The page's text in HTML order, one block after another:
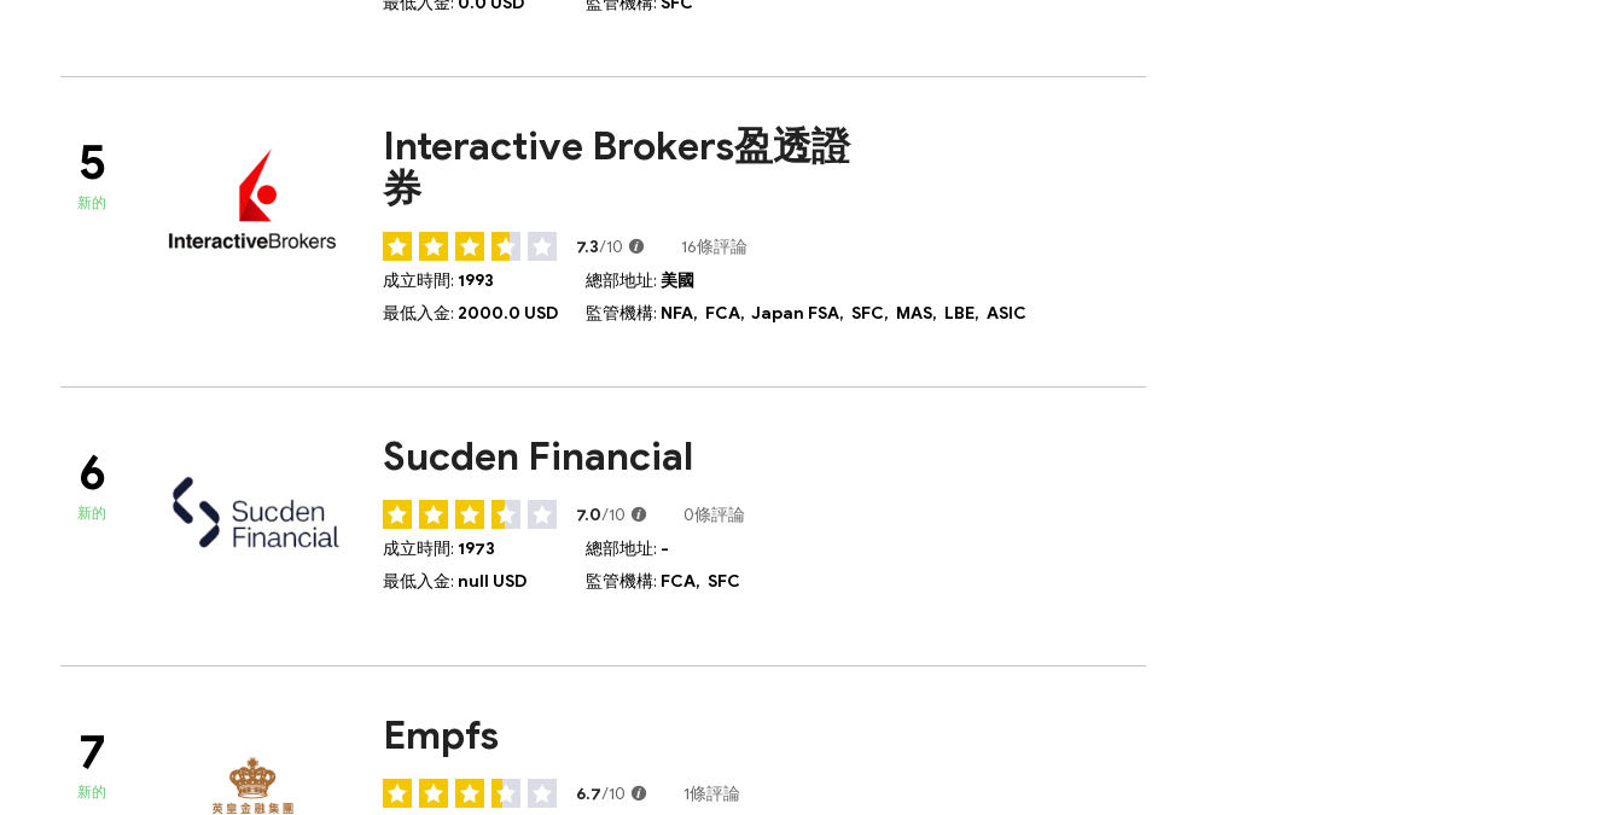
5
新的
Interactive Brokers盈透證
券
7.3/10
16條評論
成立時間: 1993
最低入金: 2000.0 USD
總部地址: 美國
監管機構: NFA, FCA, Japan FSA, SFC, MAS, LBE, ASIC
6
新的
Sucden Financial
7.0/10
0條評論
成立時間: 1973
最低入金: null USD
總部地址: -
監管機構: FCA, SFC
7
新的
Empfs
6.7/10
1條評論